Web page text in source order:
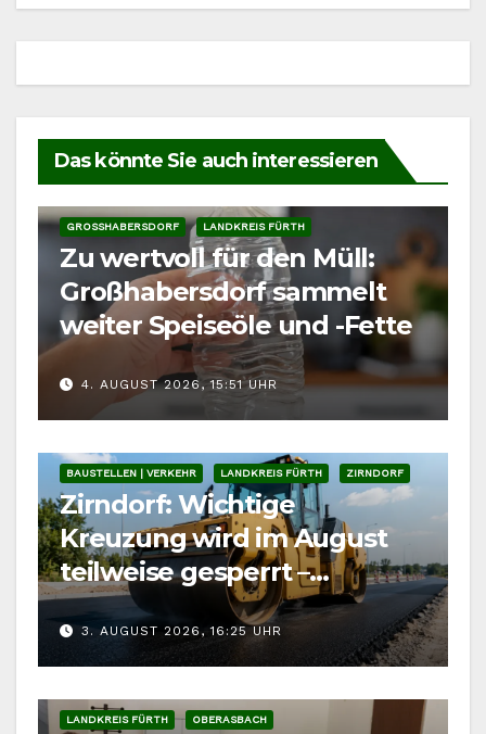
Das könnte Sie auch interessieren
GROSSHABERSDORF LANDKREIS FÜRTH
Zu wertvoll für den Müll:
Großhabersdorf sammelt
weiter Speiseöle und -Fette
4. AUGUST 2026, 15:51 UHR
BAUSTELLEN | VERKEHR LANDKREIS FÜRTH ZIRNDORF
Zirndorf: Wichtige
Kreuzung wird im August
teilweise gesperrt –
Auswirkung auf
Kärwaumzug
3. AUGUST 2026, 16:25 UHR
LANDKREIS FÜRTH OBERASBACH